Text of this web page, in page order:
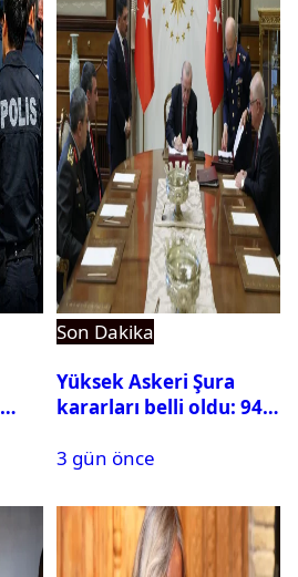
Son Dakika
Yüksek Askeri Şura
kararları belli oldu: 94
3 gün önce